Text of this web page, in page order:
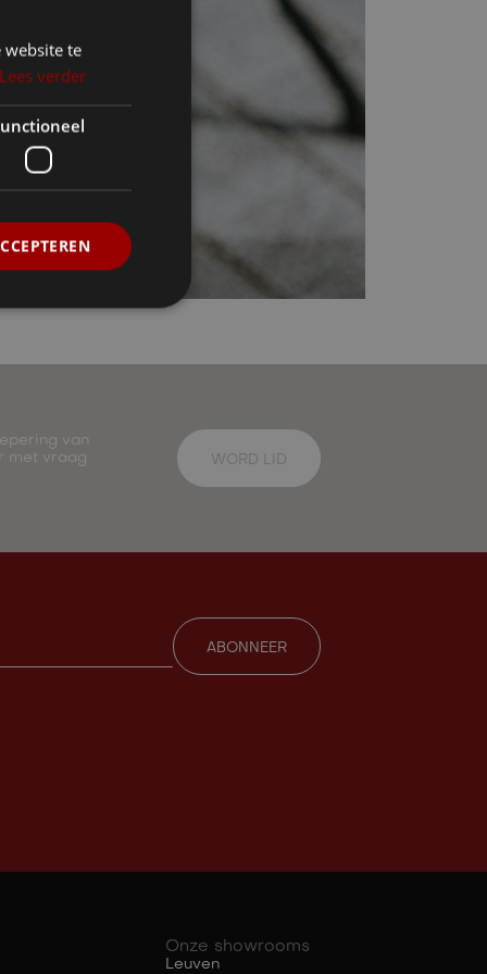
van
met vraag
WORD LID
Onze showrooms
Leuven
website te
Lees verder